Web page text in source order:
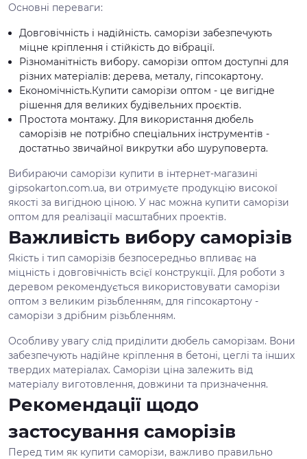
Основні переваги:
Довговічність і надійність. саморізи забезпечують
міцне кріплення і стійкість до вібрації.
Різноманітність вибору. саморізи оптом доступні для
різних матеріалів: дерева, металу, гіпсокартону.
Економічність.Купити саморізи оптом - це вигідне
рішення для великих будівельних проєктів.
Простота монтажу. Для використання дюбель
саморізів не потрібно спеціальних інструментів -
достатньо звичайної викрутки або шуруповерта.
Вибираючи саморізи купити в інтернет-магазині
gipsokarton.com.ua, ви отримуєте продукцію високої
якості за вигідною ціною. У нас можна купити саморізи
оптом для реалізації масштабних проектів.
Важливість вибору саморізів
Якість і тип саморізів безпосередньо впливає на
міцність і довговічність всієї конструкції. Для роботи з
деревом рекомендується використовувати саморізи
оптом з великим різьбленням, для гіпсокартону -
саморізи з дрібним різьбленням.
Особливу увагу слід приділити дюбель саморізам. Вони
забезпечують надійне кріплення в бетоні, цеглі та інших
твердих матеріалах. Саморізи ціна залежить від
матеріалу виготовлення, довжини та призначення.
Рекомендації щодо
застосування саморізів
Перед тим як купити саморізи, важливо правильно